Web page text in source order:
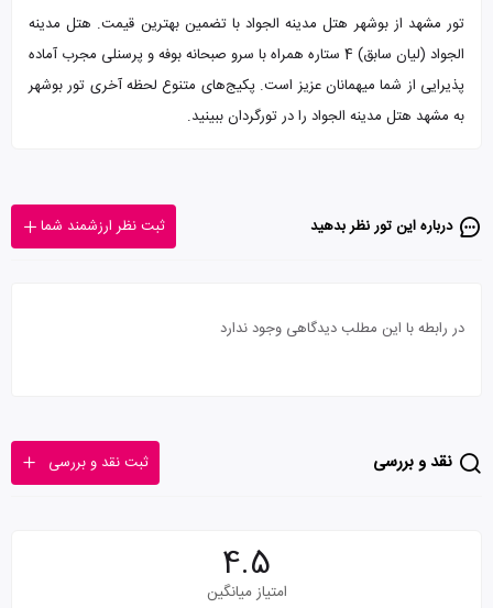
تور مشهد از بوشهر هتل مدینه الجواد با تضمین بهترین قیمت. هتل مدینه
الجواد (لیان سابق) 4 ستاره همراه با سرو صبحانه بوفه و پرسنلی مجرب آماده
پذیرایی از شما میهمانان عزیز است. پکیج‌های متنوع لحظه آخری تور بوشهر
به مشهد هتل مدینه الجواد را در تورگردان ببینید.
درباره این تور‌ نظر بدهید ثبت نظر ارزشمند شما
در رابطه با این مطلب دیدگاهی وجود ندارد
نقد و بررسی ثبت نقد و بررسی
4.5
امتیاز میانگین